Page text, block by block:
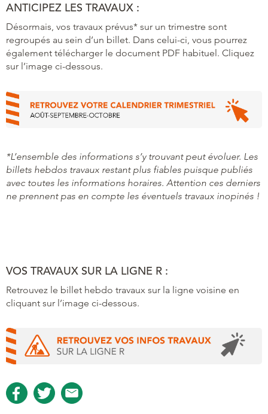
ANTICIPEZ LES TRAVAUX :
Désormais, vos travaux prévus* sur un trimestre sont
regroupés au sein d’un billet. Dans celui-ci, vous pourrez
également télécharger le document PDF habituel. Cliquez
sur l’image ci-dessous.
*L’ensemble des informations s’y trouvant peut évoluer. Les
billets hebdos travaux restant plus fiables puisque publiés
avec toutes les informations horaires. Attention ces derniers
ne prennent pas en compte les éventuels travaux inopinés !
VOS TRAVAUX SUR LA LIGNE R :
Retrouvez le billet hebdo travaux sur la ligne voisine en
cliquant sur l’image ci-dessous.